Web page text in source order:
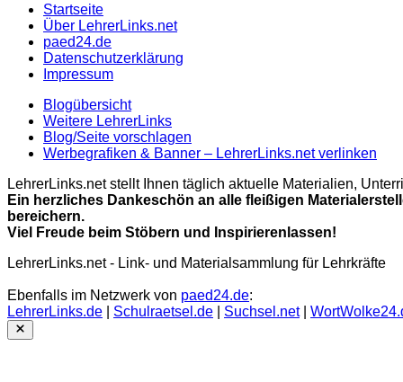
Startseite
Über LehrerLinks.net
paed24.de
Datenschutzerklärung
Impressum
Blogübersicht
Weitere LehrerLinks
Blog/Seite vorschlagen
Werbegrafiken & Banner – LehrerLinks.net verlinken
LehrerLinks.net stellt Ihnen täglich aktuelle Materialien,
Ein herzliches Dankeschön an alle fleißigen
bereichern.
Viel Freude beim Stöbern und Inspirierenlassen!
LehrerLinks.net - Link- und Materialsammlung für Lehrkräfte
Ebenfalls im Netzwerk von paed24.de:
LehrerLinks.de
Schulraetsel.de Suchsel.net|
Close